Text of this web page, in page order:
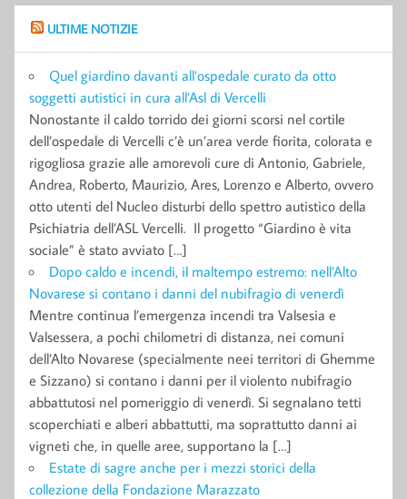
ULTIME NOTIZIE
Quel giardino davanti all’ospedale curato da otto
soggetti autistici in cura all’Asl di Vercelli
Nonostante il caldo torrido dei giorni scorsi nel cortile
dell’ospedale di Vercelli c’è un’area verde fiorita, colorata e
rigogliosa grazie alle amorevoli cure di Antonio, Gabriele,
Andrea, Roberto, Maurizio, Ares, Lorenzo e Alberto, ovvero
otto utenti del Nucleo disturbi dello spettro autistico della
Psichiatria dell’ASL Vercelli. Il progetto “Giardino è vita
sociale” è stato avviato […]
Dopo caldo e incendi, il maltempo estremo: nell’Alto
Novarese si contano i danni del nubifragio di venerdì
Mentre continua l’emergenza incendi tra Valsesia e
Valsessera, a pochi chilometri di distanza, nei comuni
dell’Alto Novarese (specialmente neei territori di Ghemme
e Sizzano) si contano i danni per il violento nubifragio
abbattutosi nel pomeriggio di venerdì. Si segnalano tetti
scoperchiati e alberi abbattutti, ma soprattutto danni ai
vigneti che, in quelle aree, supportano la […]
Estate di sagre anche per i mezzi storici della
collezione della Fondazione Marazzato